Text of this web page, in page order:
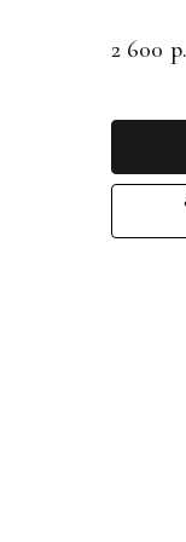
2 600 р.